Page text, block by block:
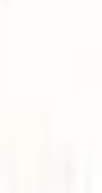
em